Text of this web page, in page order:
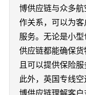
博供应链与众多
作关系，可以为
服务。无论是小
供应链都能确保
且可以提供保险服
此外，英国专线
博供应链理解客